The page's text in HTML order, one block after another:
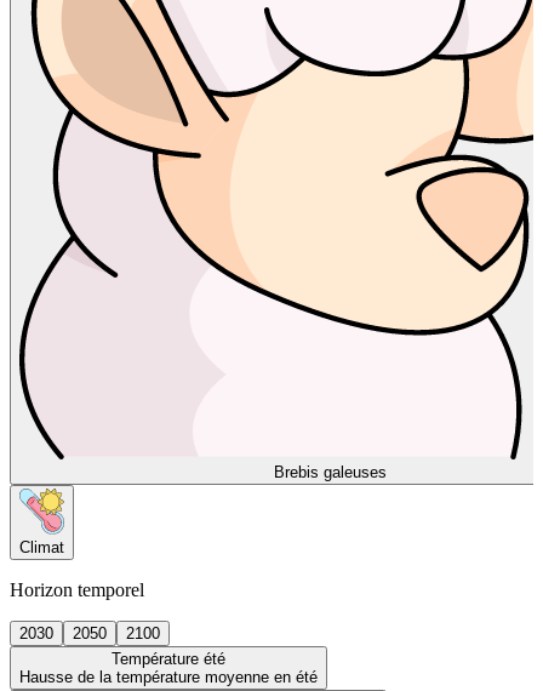
Brebis galeuses
Climat
Horizon temporel
2030 2050
2100
Température été
Hausse de la température moyenne en été